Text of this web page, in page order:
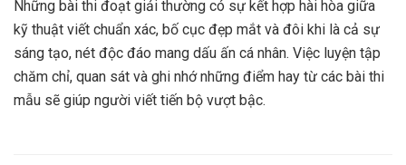
Những bài thi đoạt giải thường có sự kết hợp hài hòa giữa
kỹ thuật viết chuẩn xác, bố cục đẹp mắt và đôi khi là cả sự
sáng tạo, nét độc đáo mang dấu ấn cá nhân. Việc luyện tập
chăm chỉ, quan sát và ghi nhớ những điểm hay từ các bài thi
mẫu sẽ giúp người viết tiến bộ vượt bậc.